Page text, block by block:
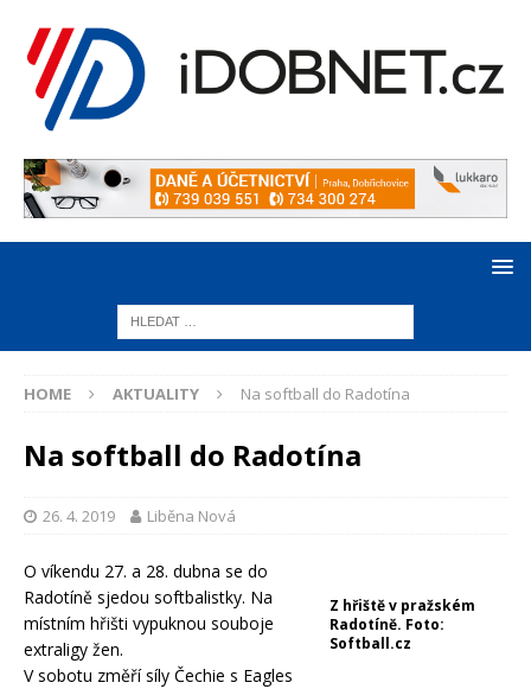
HOME AKTUALITY Na softball do Radotína
Na softball do Radotína
26. 4. 2019 Liběna Nová
Z hřiště v pražském
Radotíně. Foto:
Softball.cz
O víkendu 27. a 28. dubna se do
Radotíně sjedou softbalistky. Na
místním hřišti vypuknou souboje
extraligy žen.
V sobotu změří síly Čechie s Eagles